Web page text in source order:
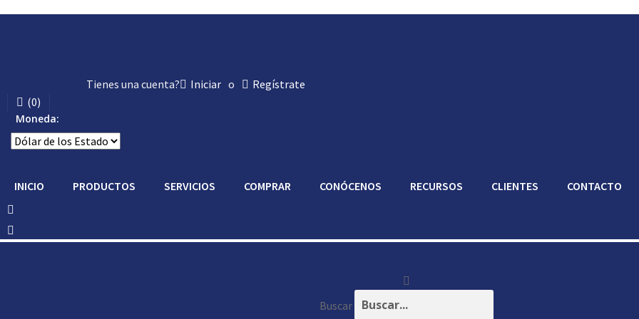
Tienes una cuenta? Iniciar o
Regístrate
(0)
Moneda:
INICIO PRODUCTOS SERVICIOS COMPRAR CONÓCENOS RECURSOS CLIENTES CONTACTO
Buscar